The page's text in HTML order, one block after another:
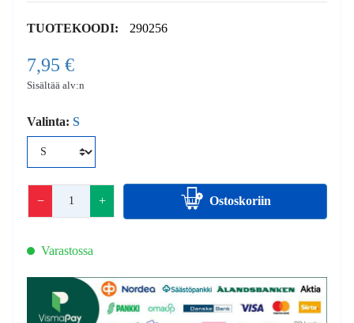
TUOTEKOODI: 290256
7,95 €
Sisältää alv:n
Valinta:S
− + Ostoskoriin
Varastossa